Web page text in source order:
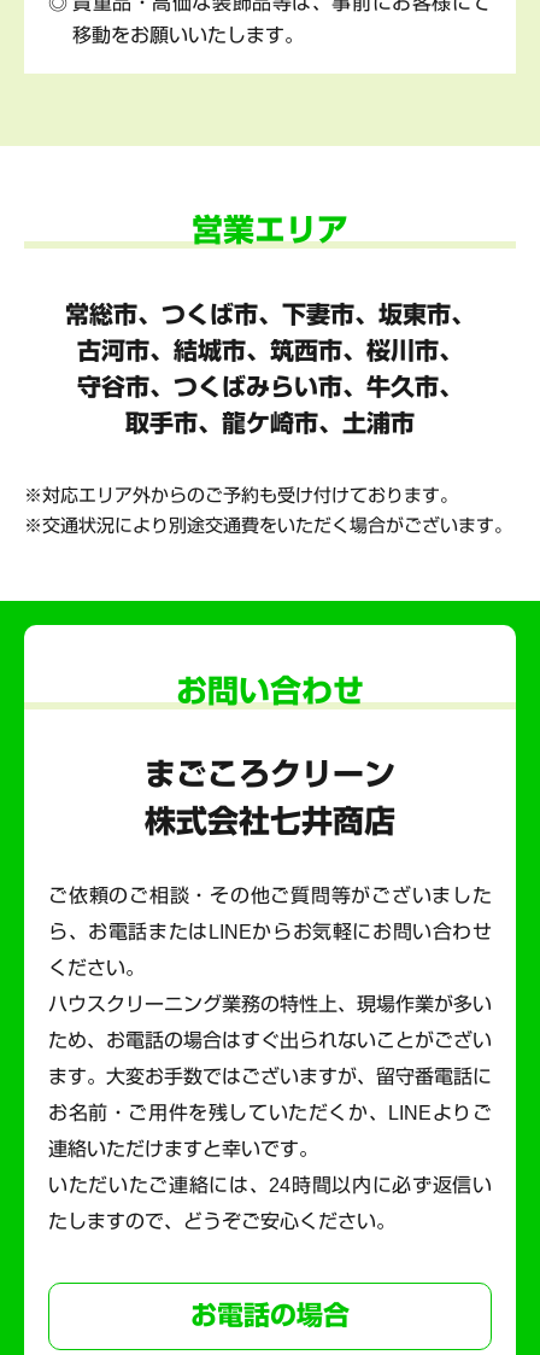
移動をお願いいたします。
営業エリア
常総市、つくば市、下妻市、坂東市、
古河市、結城市、筑西市、桜川市、
守谷市、 つくばみらい市、牛久市、
取手市、龍ケ崎市、土浦市
対応エリア外からのご予約も受け付けております。
交通状況により別途交通費をいただく場合がございます。
お問い合わせ
まごころクリーン
株式会社七井商店
ご依頼のご相談・その他ご質問等がございました
ら、お電話またはLINEからお気軽にお問い合わせ
ください。
ハウスクリーニング業務の特性上、現場作業が多い
ため、お電話の場合はすぐ出られないことがござい
ます。 大変お手数ではございますが、留守番電話に
お名前・ご用件を残していただくか、LINEよりご
連絡いただけますと幸いです。
いただいたご連絡には、24時間以内に必ず返信い
たしますので、どうぞご安心ください。
お電話の場合